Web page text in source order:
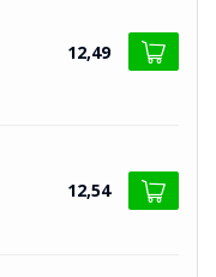
12,49
12,54